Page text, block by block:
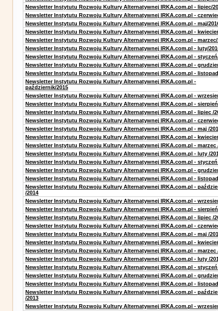
Newsletter Instytutu Rozwoju Kultury Alternatywnej IRKA.com.pl - lipiec/
Newsletter Instytutu Rozwoju Kultury Alternatywnej IRKA.com.pl -
Newsletter Instytutu Rozwoju Kultury Alternatywnej IRKA.com.pl - maj/
Newsletter Instytutu Rozwoju Kultury Alternatywnej IRKA.com.pl -
Newsletter Instytutu Rozwoju Kultury Alternatywnej IRKA.com.pl - marzec/
Newsletter Instytutu Rozwoju Kultury Alternatywnej IRKA.com.pl - luty/
Newsletter Instytutu Rozwoju Kultury Alternatywnej IRKA.com.pl -
Newsletter Instytutu Rozwoju Kultury Alternatywnej IRKA.com.pl -
Newsletter Instytutu Rozwoju Kultury Alternatywnej IRKA.com.pl -
Newsletter Instytutu Rozwoju Kultury Alternatywnej IRKA.com.pl -
październik/2015
Newsletter Instytutu Rozwoju Kultury Alternatywnej IRKA.com.pl -
Newsletter Instytutu Rozwoju Kultury Alternatywnej IRKA.com.pl -
Newsletter Instytutu Rozwoju Kultury Alternatywnej IRKA.com.pl - lipiec /
Newsletter Instytutu Rozwoju Kultury Alternatywnej IRKA.com.pl -
Newsletter Instytutu Rozwoju Kultury Alternatywnej IRKA.com.pl - maj /
Newsletter Instytutu Rozwoju Kultury Alternatywnej IRKA.com.pl -
Newsletter Instytutu Rozwoju Kultury Alternatywnej IRKA.com.pl - marzec
Newsletter Instytutu Rozwoju Kultury Alternatywnej IRKA.com.pl - luty /
Newsletter Instytutu Rozwoju Kultury Alternatywnej IRKA.com.pl - styczeń
Newsletter Instytutu Rozwoju Kultury Alternatywnej IRKA.com.pl -
Newsletter Instytutu Rozwoju Kultury Alternatywnej IRKA.com.pl - listopad
Newsletter Instytutu Rozwoju Kultury Alternatywnej IRKA.com.pl -
/2014
Newsletter Instytutu Rozwoju Kultury Alternatywnej IRKA.com.pl -
Newsletter Instytutu Rozwoju Kultury Alternatywnej IRKA.com.pl - sierpień
Newsletter Instytutu Rozwoju Kultury Alternatywnej IRKA.com.pl - lipiec /
Newsletter Instytutu Rozwoju Kultury Alternatywnej IRKA.com.pl -
Newsletter Instytutu Rozwoju Kultury Alternatywnej IRKA.com.pl - maj /
Newsletter Instytutu Rozwoju Kultury Alternatywnej IRKA.com.pl -
Newsletter Instytutu Rozwoju Kultury Alternatywnej IRKA.com.pl - marzec
Newsletter Instytutu Rozwoju Kultury Alternatywnej IRKA.com.pl - luty /
Newsletter Instytutu Rozwoju Kultury Alternatywnej IRKA.com.pl - styczeń
Newsletter Instytutu Rozwoju Kultury Alternatywnej IRKA.com.pl -
Newsletter Instytutu Rozwoju Kultury Alternatywnej IRKA.com.pl - listopad
Newsletter Instytutu Rozwoju Kultury Alternatywnej IRKA.com.pl -
/2013
Newsletter Instytutu Rozwoju Kultury Alternatywnej IRKA.com.pl -